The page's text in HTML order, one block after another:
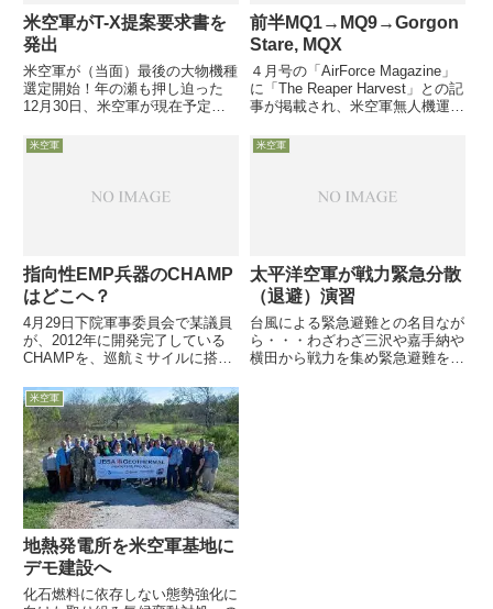
米空軍がT-X提案要求書を
発出
米空軍が（当面）最後の大物機種
選定開始！年の瀬も押し迫った
12月30日、米空軍が現在予定さ
件である次期練習機T-Xの提案要
額1兆8千億...
前半MQ1→MQ9→Gorgon
Stare, MQX
４月号の「AirForce Magazine」
に「The Reaper Harvest」との記
事が掲載され、米空軍無人機運用
パーの機数や世代交代予想、更に
米空軍
指向性EMP兵器のCHAMP
はどこへ？
4月29日下院軍事委員会で某議員
が、2012年に開発完了している
CHAMPを、巡航ミサイルに搭載
10億円の経費を2016年度予算に
含める動議を提出しました。動議
は議論の段階で「却下」された様
ですが
米空軍
太平洋空軍が戦力緊急分散
（退避）演習
台風による緊急避難との名目なが
ら・・・わざわざ三沢や嘉手納や
横田から戦力を集め緊急避難を
米空軍
地熱発電所を米空軍基地に
デモ建設へ
化石燃料に依存しない態勢強化に